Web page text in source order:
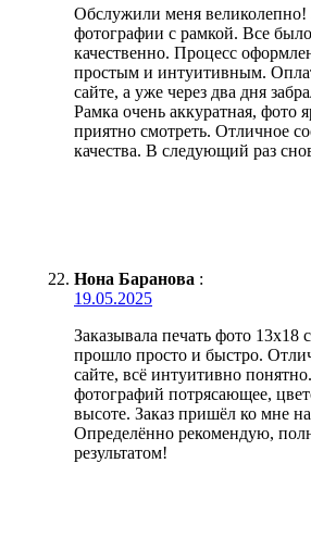
Обслужили меня великолепно!
фотографии с рамкой. Все
качественно. Процесс
простым и интуитивным.
сайте, а уже через два дня
Рамка очень аккуратная, фото
приятно смотреть. Отличное
качества. В следующий раз
Нона Баранова :
19.05.2025
Заказывала печать фото 13х18
прошло просто и быстро.
сайте, всё интуитивно
фотографий потрясающее,
высоте. Заказ пришёл ко мне
Определённо рекомендую,
результатом!